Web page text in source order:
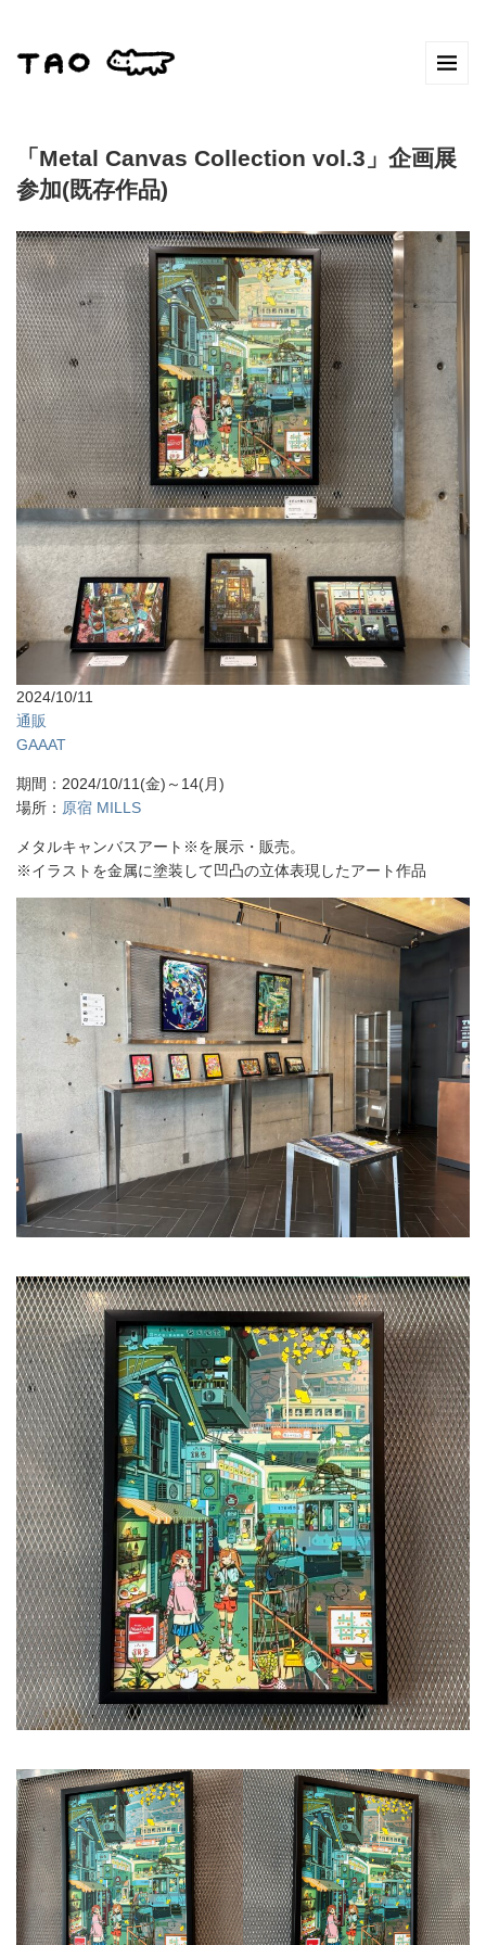
「Metal Canvas Collection vol.3」企画展
参加(既存作品)
2024/10/11
通販
GAAAT
期間：2024/10/11(金)～14(月)
場所： 原宿 MILLS
メタルキャンバスアート※を展示・販売。
※イラストを金属に塗装して凹凸の立体表現したアート作品